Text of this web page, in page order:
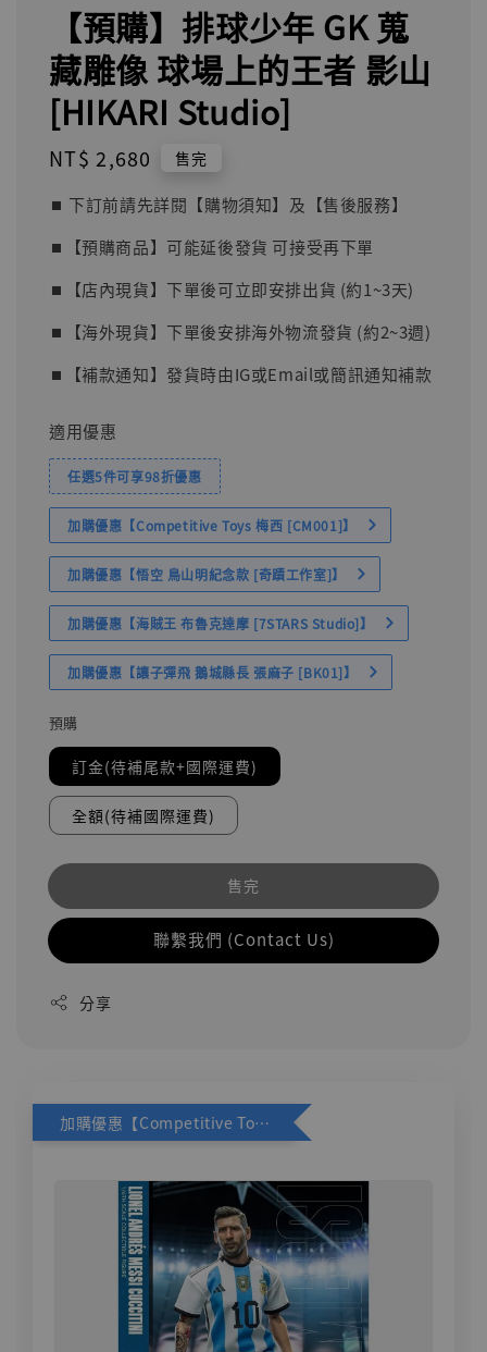
【預購】排球少年 GK 蒐
藏雕像 球場上的王者 影山
[HIKARI Studio]
Regular
NT$ 2,680 售完
⏹︎ 下訂前請先詳閱【購物須知】及【售後服務】
⏹︎【預購商品】可能延後發貨 可接受再下單
⏹︎【店內現貨】下單後可立即安排出貨 (約1~3天)
⏹︎【海外現貨】下單後安排海外物流發貨 (約2~3週)
⏹︎【補款通知】發貨時由IG或Email或簡訊通知補款
適用優惠
任選5件可享98折優惠
加購優惠【Competitive Toys 梅西 [CM001]】
加購優惠【悟空 鳥山明紀念款 [奇蹟工作室]】
加購優惠【海賊王 布魯克達摩 [7STARS Studio]】
加購優惠【讓子彈飛 鵝城縣長 張麻子 [BK01]】
預購
訂金(待補尾款+國際運費)
全額(待補國際運費)
售完
聯繫我們 (Contact Us)
分享
加購優惠【Competitive Toys 梅西 [CM001]】